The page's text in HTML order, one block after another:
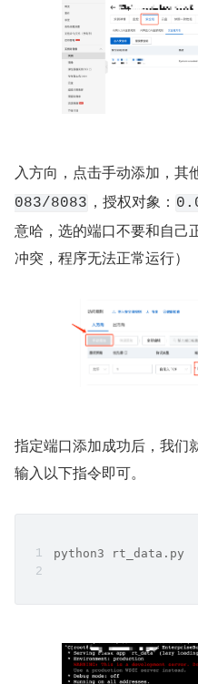
入方向，点击手动添加，其
083/8083 ，授权对象：
意哈，选的端口不要和自己
冲突，程序无法正常运行）
指定端口添加成功后，我们
输入以下指令即可。
python3 rt_data.py